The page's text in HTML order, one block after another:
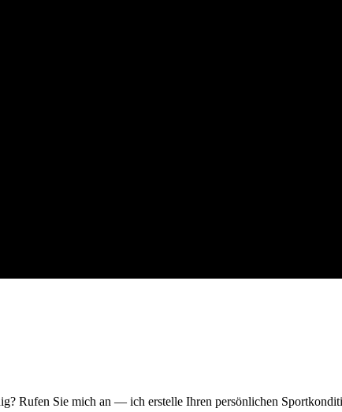
Rufen Sie mich an — ich erstelle Ihren persönlichen